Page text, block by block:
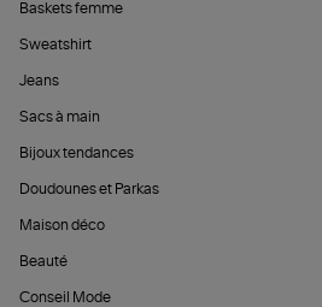
Baskets femme
Sweatshirt
Jeans
Sacs à main
Bijoux tendances
Doudounes et Parkas
Maison déco
Beauté
Conseil Mode